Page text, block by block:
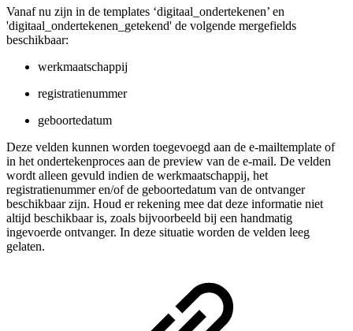
Vanaf nu zijn in de templates ‘digitaal_ondertekenen’ en
'digitaal_ondertekenen_getekend' de volgende mergefields
beschikbaar:
werkmaatschappij
registratienummer
geboortedatum
Deze velden kunnen worden toegevoegd aan de e-mailtemplate of
in het ondertekenproces aan de preview van de e-mail. De velden
wordt alleen gevuld indien de werkmaatschappij, het
registratienummer en/of de geboortedatum van de ontvanger
beschikbaar zijn. Houd er rekening mee dat deze informatie niet
altijd beschikbaar is, zoals bijvoorbeeld bij een handmatig
ingevoerde ontvanger. In deze situatie worden de velden leeg
gelaten.